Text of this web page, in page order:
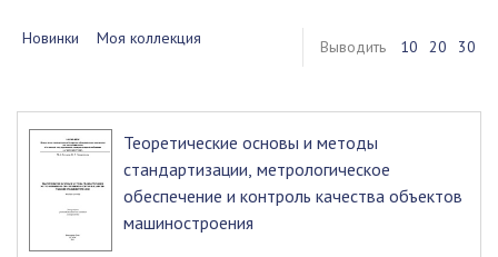
Новинки Моя коллекция Выводить 10 20 30
Теоретические основы и методы
стандартизации, метрологическое
обеспечение и контроль качества объектов
машиностроения